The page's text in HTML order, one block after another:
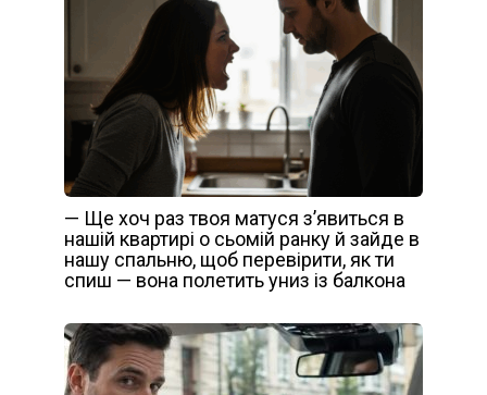
— Ще хоч раз твоя матуся з’явиться в
нашій квартирі о сьомій ранку й зайде в
нашу спальню, щоб перевірити, як ти
спиш — вона полетить униз із балкона